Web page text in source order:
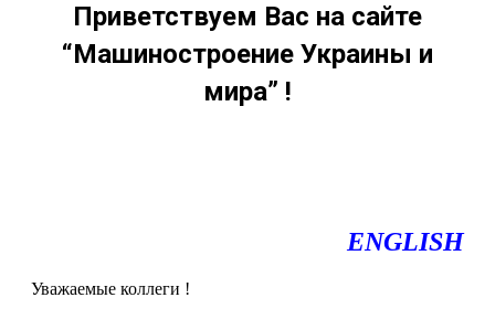
Приветствуем Вас на сайте
“Машиностроение Украины и
мира” !
ENGLISH
Уважаемые коллеги !